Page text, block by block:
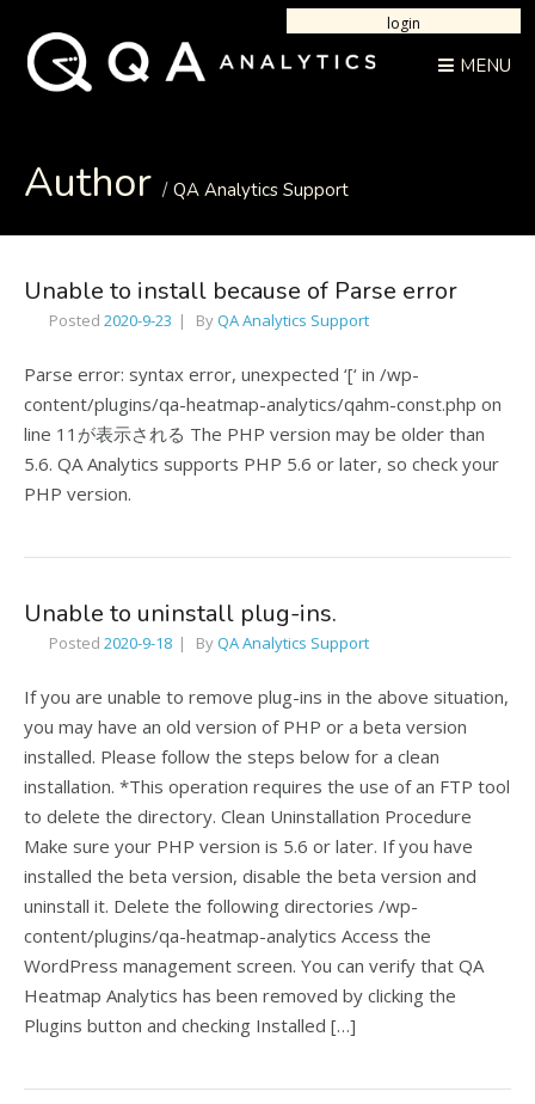
login
MENU
Author QA Analytics Support
Unable to install because of Parse error
Posted 2020-9-23 ByQA Analytics Support
Parse error: syntax error, unexpected ‘[‘ in /wp-
content/plugins/qa-heatmap-analytics/qahm-const.php on
line 11が表示される The PHP version may be older than
5.6. QA Analytics supports PHP 5.6 or later, so check your
PHP version.
Unable to uninstall plug-ins.
Posted 2020-9-18 ByQA Analytics Support
If you are unable to remove plug-ins in the above situation,
you may have an old version of PHP or a beta version
installed. Please follow the steps below for a clean
installation. *This operation requires the use of an FTP tool
to delete the directory. Clean Uninstallation Procedure
Make sure your PHP version is 5.6 or later. If you have
installed the beta version, disable the beta version and
uninstall it. Delete the following directories /wp-
content/plugins/qa-heatmap-analytics Access the
WordPress management screen. You can verify that QA
Heatmap Analytics has been removed by clicking the
Plugins button and checking Installed […]